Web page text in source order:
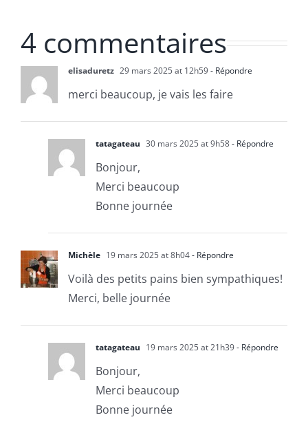
4 commentaires
elisaduretz 29 mars 2025 at 12h59- Répondre
merci beaucoup, je vais les faire
tatagateau 30 mars 2025 at 9h58- Répondre
Bonjour,
Merci beaucoup
Bonne journée
Michèle 19 mars 2025 at 8h04- Répondre
Voilà des petits pains bien sympathiques!
Merci, belle journée
tatagateau 19 mars 2025 at 21h39- Répondre
Bonjour,
Merci beaucoup
Bonne journée